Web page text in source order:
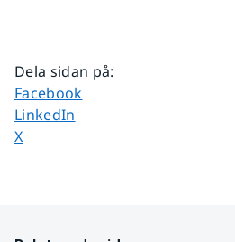
Dela sidan på:
Dela sidan på
Facebook
Dela sidan på
LinkedIn
Dela sidan på
X